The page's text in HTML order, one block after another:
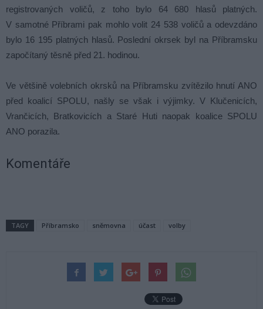
registrovaných voličů, z toho bylo 64 680 hlasů platných.
V samotné Příbrami pak mohlo volit 24 538 voličů a odevzdáno
bylo 16 195 platných hlasů. Poslední okrsek byl na Příbramsku
započítaný těsně před 21. hodinou.
Ve většině volebních okrsků na Příbramsku zvítězilo hnutí ANO
před koalicí SPOLU, našly se však i výjimky. V Klučenicích,
Vrančicích, Bratkovicích a Staré Huti naopak koalice SPOLU
ANO porazila.
Komentáře
TAGY Příbramsko sněmovna účast volby